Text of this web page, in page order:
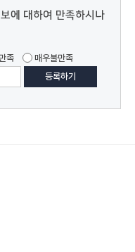
에 대하여 만족하시나
족 매우불만족